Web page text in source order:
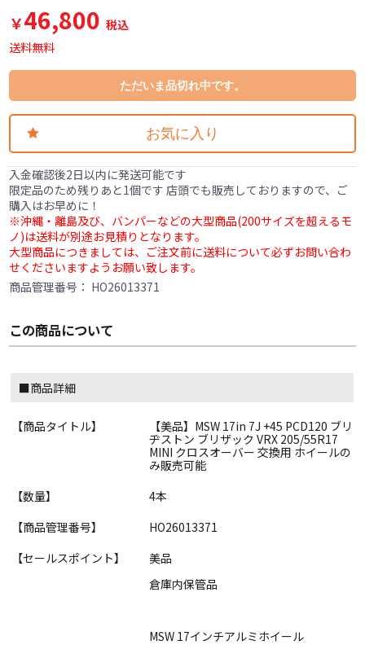
￥46,800 税込
送料無料
ただいま品切れ中です。
お気に入り
入金確認後2日以内に発送可能です
限定品のため残りあと1個です 店頭でも販売しておりますので、ご
購入はお早めに！
※沖縄・離島及び、バンパーなどの大型商品(200サイズを超えるモ
ノ)は送料が別途お見積りとなります。
大型商品につきましては、ご注文前に送料について必ずお問い合わ
せくださいますようお願い致します。
商品管理番号： HO26013371
この商品について
■商品詳細
【商品タイトル】
【美品】MSW 17in 7J +45 PCD120 ブリ
ヂストン ブリザック VRX 205/55R17
MINI クロスオーバー 交換用 ホイールの
み販売可能
【数量】
4本
【商品管理番号】
HO26013371
【セールスポイント】
美品
倉庫内保管品
MSW 17インチアルミホイール